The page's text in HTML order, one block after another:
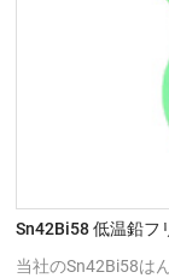
Sn42Bi58 低温鉛フ
当社のSn42Bi58は